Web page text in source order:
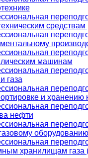
средствам
машинам
газа
и хранению
нефти
оборудованию
хранилищам газа